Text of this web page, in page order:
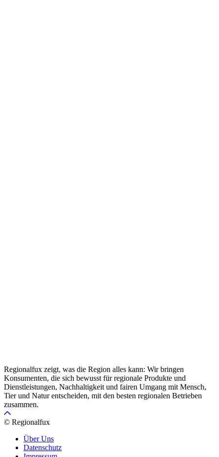
Regionalfux zeigt, was die Region alles kann: Wir bringen
Konsumenten, die sich bewusst für regionale Produkte und
Dienstleistungen, Nachhaltigkeit und fairen Umgang mit Mensch,
Tier und Natur entscheiden, mit den besten regionalen Betrieben
zusammen.
© Regionalfux
Über Uns
Datenschutz